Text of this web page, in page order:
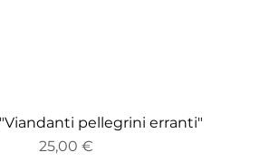
Vista rapidapellegrini erranti"
Prezzo
25,00 €